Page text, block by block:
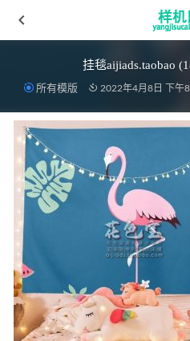
挂毯aijiads.taobao
所有模版 2022年4月8日 下午
毛巾1 (5)
2022-03-30
毛毯花色宝(2284)智能绒布 细
2022-03-30
床笠花色宝(2662)智能xg
荷叶边aijiads.taobao (1669)-2